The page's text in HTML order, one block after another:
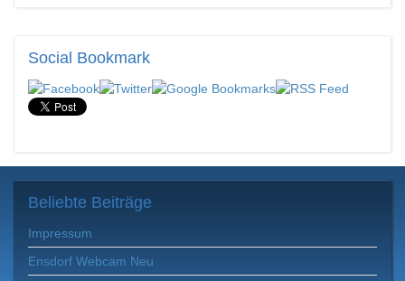
Social Bookmark
Beliebte Beiträge
Impressum
Ensdorf Webcam Neu